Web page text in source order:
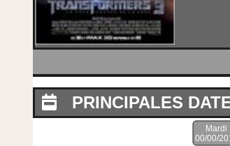
PRINCIPALES